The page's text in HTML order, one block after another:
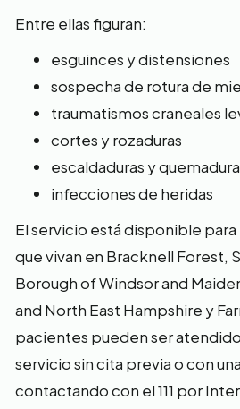
Entre ellas figuran:
esguinces y distensiones
sospecha de rotura de
traumatismos craneales
cortes y rozaduras
escaldaduras y
infecciones de heridas
El servicio está disponible
que vivan en Bracknell Forest,
Borough of Windsor and
and North East Hampshire y
pacientes pueden ser
servicio sin cita previa o con
contactando con el 111 por